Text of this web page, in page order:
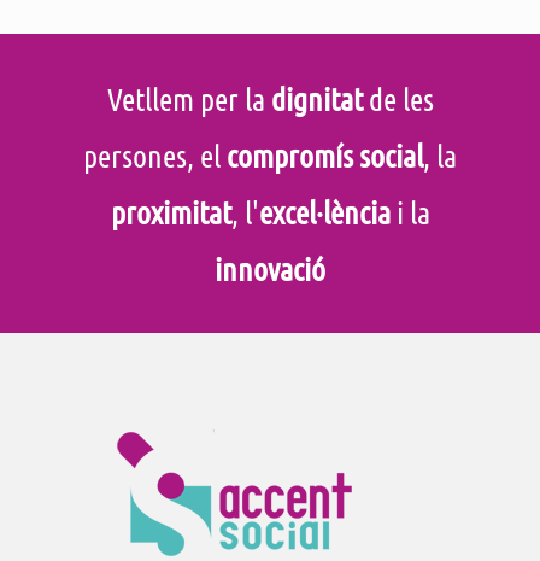
Vetllem per la dignitatde les
persones, el compromís social, la
proximitat, l'excel·lènciai la
innovació